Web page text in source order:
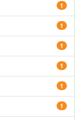
1
1
1
1
1
1